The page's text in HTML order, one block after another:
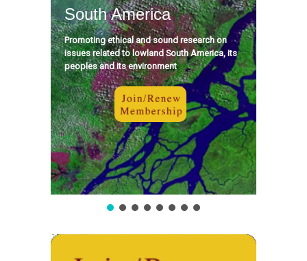
South America
Promoting ethical and sound research on
issues related to lowland South America, its
peoples and its environment